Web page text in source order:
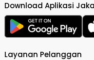
Download Aplikasi
Layanan Pelanggan